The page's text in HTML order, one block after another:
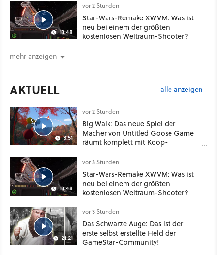
13:48
vor 2 Stunden
Star-Wars-Remake XWVM: Was ist
neu bei einem der größten
kostenlosen Weltraum-Shooter?
mehr anzeigen
AKTUELL alle anzeigen
3:51
vor 2 Stunden
Big Walk: Das neue Spiel der
Macher von Untitled Goose Game
räumt komplett mit Koop-
13:48
vor 3 Stunden
Star-Wars-Remake XWVM: Was ist
neu bei einem der größten
kostenlosen Weltraum-Shooter?
21:21
vor 3 Stunden
Das Schwarze Auge: Das ist der
erste selbst erstellte Held der
GameStar-Community!